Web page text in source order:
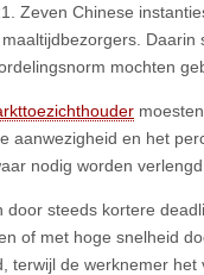
Zeven Chinese
Daarin
mochten
aanwezigheid en het
nodig worden
steeds kortere
of met hoge snelheid
de werknemer het